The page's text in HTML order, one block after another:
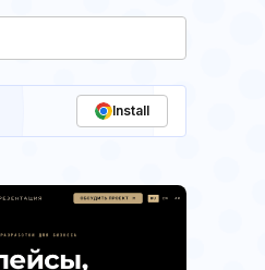
Install